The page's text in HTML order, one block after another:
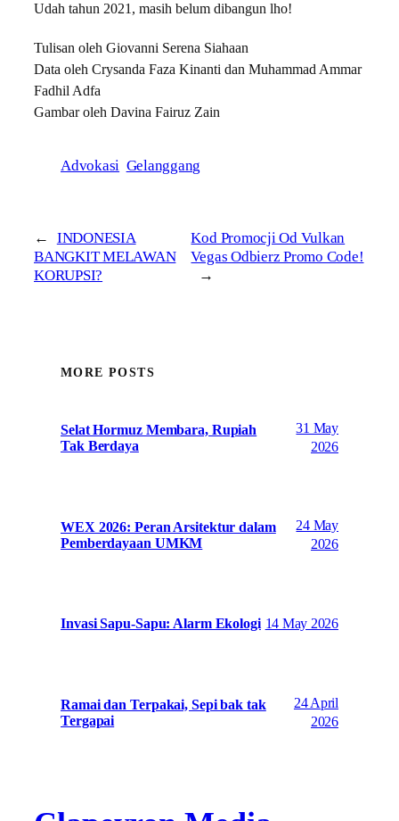
Udah tahun 2021, masih belum dibangun lho!
Tulisan oleh Giovanni Serena Siahaan
Data oleh Crysanda Faza Kinanti dan Muhammad Ammar
Fadhil Adfa
Gambar oleh Davina Fairuz Zain
Advokasi Gelanggang
←
INDONESIA
BANGKIT MELAWAN
KORUPSI?
Kod Promocji Od Vulkan
Vegas Odbierz Promo Code!
→
MORE POSTS
Selat Hormuz Membara, Rupiah
Tak Berdaya
31 May
2026
WEX 2026: Peran Arsitektur dalam
Pemberdayaan UMKM
24 May
2026
Invasi Sapu-Sapu: Alarm Ekologi 14 May 2026
Ramai dan Terpakai, Sepi bak tak
Tergapai
24 April
2026